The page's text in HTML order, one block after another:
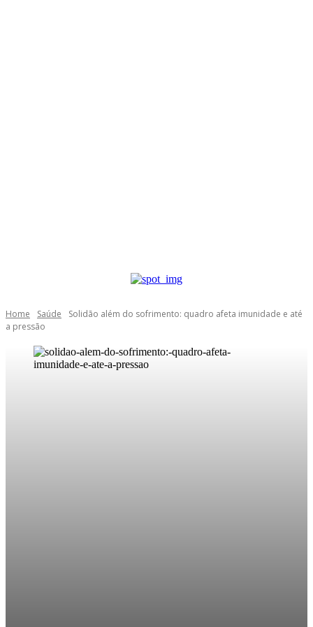
Home Saúde
Solidão além do sofrimento: quadro afeta imunidade e até
a pressão